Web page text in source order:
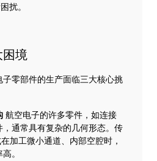
扰。
困境
零部件的生产面临三大核心挑
航空电子的许多零件，如连接
通常具有复杂的几何形态。传
加工微小通道、内部空腔时，
。